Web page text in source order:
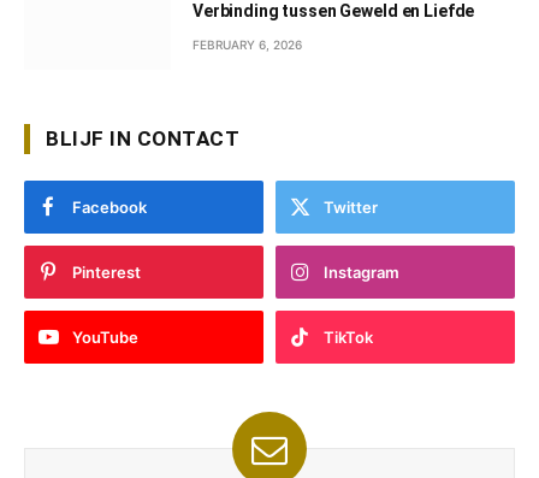
Verbinding tussen Geweld en Liefde
FEBRUARY 6, 2026
BLIJF IN CONTACT
Facebook Twitter
Pinterest Instagram
YouTube TikTok